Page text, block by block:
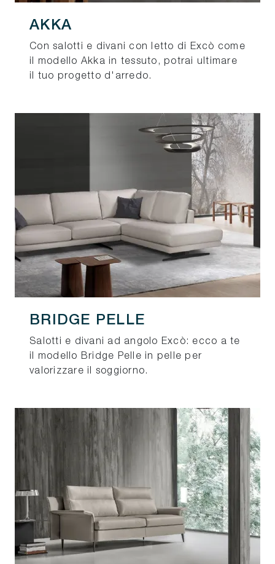
AKKA
Con salotti e divani con letto di Excò come
il modello Akka in tessuto, potrai ultimare
il tuo progetto d'arredo.
BRIDGE PELLE
Salotti e divani ad angolo Excò: ecco a te
il modello Bridge Pelle in pelle per
valorizzare il soggiorno.